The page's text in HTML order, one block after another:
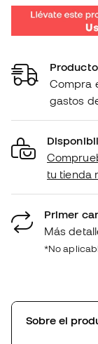
Compra
gastos
tu tienda
Primer
Más
*No
Sobre el